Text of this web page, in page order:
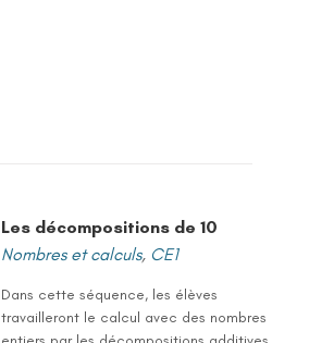
Les décompositions de 10
Nombres et calculs, CE1
Dans cette séquence, les élèves
travailleront le calcul avec des nombres